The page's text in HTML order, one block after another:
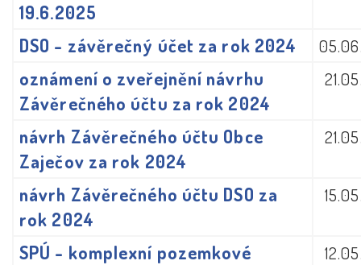
19.6.2025
DSO - závěrečný účet za rok 2024
oznámení o zveřejnění návrhu
Závěrečného účtu za rok 2024
návrh Závěrečného účtu Obce
Zaječov za rok 2024
návrh Závěrečného účtu DSO za
rok 2024
SPÚ - komplexní pozemkové